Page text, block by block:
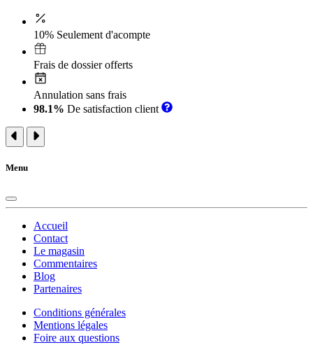
10% Seulement d'acompte
Frais de dossier offerts
Annulation sans frais
98.1% De satisfaction client
Menu
Accueil
Contact
Le magasin
Commentaires
Blog
Partenaires
Conditions générales
Mentions légales
Foire aux questions